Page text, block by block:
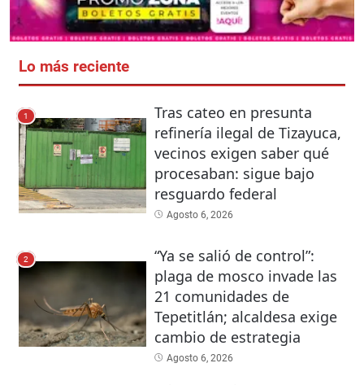
Lo más reciente
1
Tras cateo en presunta
refinería ilegal de Tizayuca,
vecinos exigen saber qué
procesaban: sigue bajo
resguardo federal
Agosto 6, 2026
2
“Ya se salió de control”:
plaga de mosco invade las
21 comunidades de
Tepetitlán; alcaldesa exige
cambio de estrategia
Agosto 6, 2026